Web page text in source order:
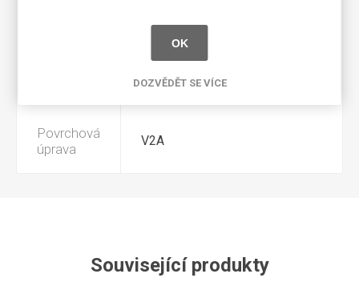
23mm
Povrchová
úprava
V2A
Související produkty
OK
DOZVĚDĚT SE VÍCE